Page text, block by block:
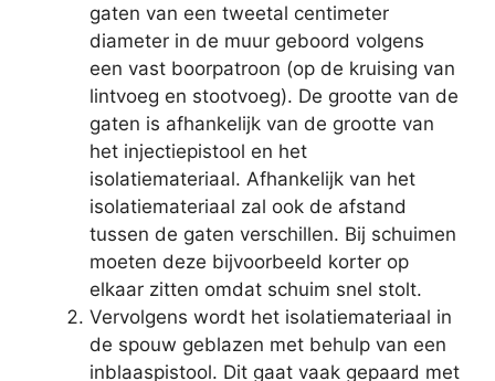
gaten van een tweetal centimeter
diameter in de muur geboord volgens
een vast boorpatroon (op de kruising van
lintvoeg en stootvoeg). De grootte van de
gaten is afhankelijk van de grootte van
het injectiepistool en het
isolatiemateriaal. Afhankelijk van het
isolatiemateriaal zal ook de afstand
tussen de gaten verschillen. Bij schuimen
moeten deze bijvoorbeeld korter op
elkaar zitten omdat schuim snel stolt.
Vervolgens wordt het isolatiemateriaal in
de spouw geblazen met behulp van een
inblaaspistool. Dit gaat vaak gepaard met